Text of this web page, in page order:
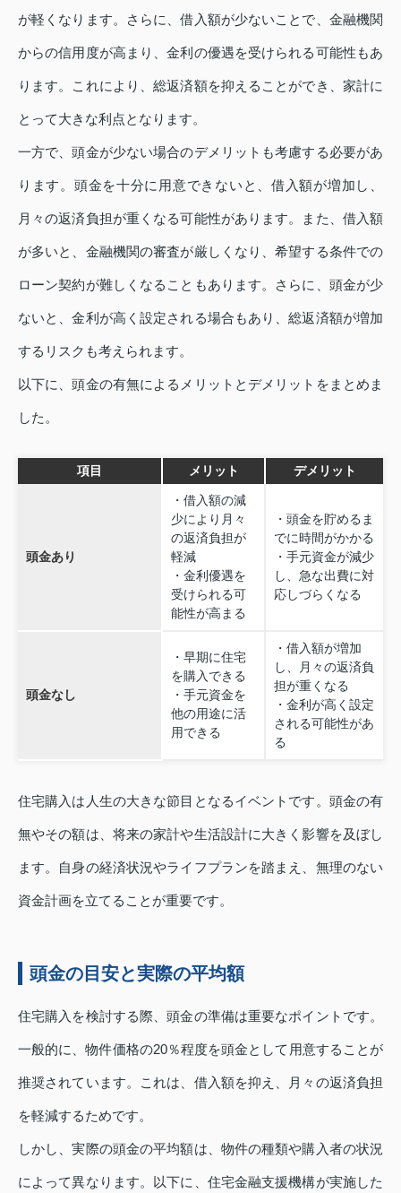
が軽くなります。さらに、借入額が少ないことで、金融機関
からの信用度が高まり、金利の優遇を受けられる可能性もあ
ります。これにより、総返済額を抑えることができ、家計に
とって大きな利点となります。
一方で、頭金が少ない場合のデメリットも考慮する必要があ
ります。頭金を十分に用意できないと、借入額が増加し、
月々の返済負担が重くなる可能性があります。また、借入額
が多いと、金融機関の審査が厳しくなり、希望する条件での
ローン契約が難しくなることもあります。さらに、頭金が少
ないと、金利が高く設定される場合もあり、総返済額が増加
するリスクも考えられます。
以下に、頭金の有無によるメリットとデメリットをまとめま
した。
項目 メリット デメリット
頭金あり
・借入額の減
少により月々
の返済負担が
軽減
・金利優遇を
受けられる可
能性が高まる
・頭金を貯めるま
でに時間がかかる
・手元資金が減少
し、急な出費に対
応しづらくなる
頭金なし
・早期に住宅
を購入できる
・手元資金を
他の用途に活
用できる
・借入額が増加
し、月々の返済負
担が重くなる
・金利が高く設定
される可能性があ
る
住宅購入は人生の大きな節目となるイベントです。頭金の有
無やその額は、将来の家計や生活設計に大きく影響を及ぼし
ます。自身の経済状況やライフプランを踏まえ、無理のない
資金計画を立てることが重要です。
頭金の目安と実際の平均額
住宅購入を検討する際、頭金の準備は重要なポイントです。
一般的に、物件価格の20％程度を頭金として用意することが
推奨されています。これは、借入額を抑え、月々の返済負担
を軽減するためです。
しかし、実際の頭金の平均額は、物件の種類や購入者の状況
によって異なります。以下に、住宅金融支援機構が実施した